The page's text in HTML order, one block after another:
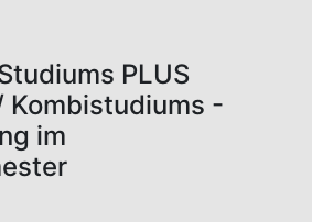
PLUS
Kombistudiums -
im